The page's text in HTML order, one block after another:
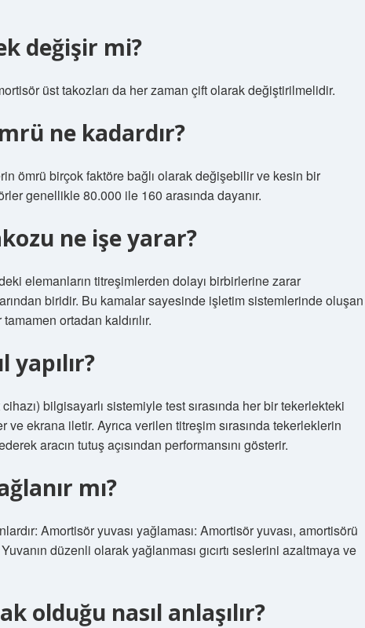
değişir mi?
üst takozları da her zaman çift olarak değiştirilmelidir.
ne kadardır?
ömrü birçok faktöre bağlı olarak değişebilir ve kesin bir
genellikle 80.000 ile 160 arasında dayanır.
ne işe yarar?
elemanların titreşimlerden dolayı birbirlerine zarar
biridir. Bu kamalar sayesinde işletim sistemlerinde oluşan
ortadan kaldırılır.
bilgisayarlı sistemiyle test sırasında her bir tekerlekteki
ekrana iletir. Ayrıca verilen titreşim sırasında tekerleklerin
aracın tutuş açısından performansını gösterir.
mı?
Amortisör yuvası yağlaması: Amortisör yuvası, amortisörü
düzenli olarak yağlanması gıcırtı seslerini azaltmaya ve
olduğu nasıl anlaşılır?